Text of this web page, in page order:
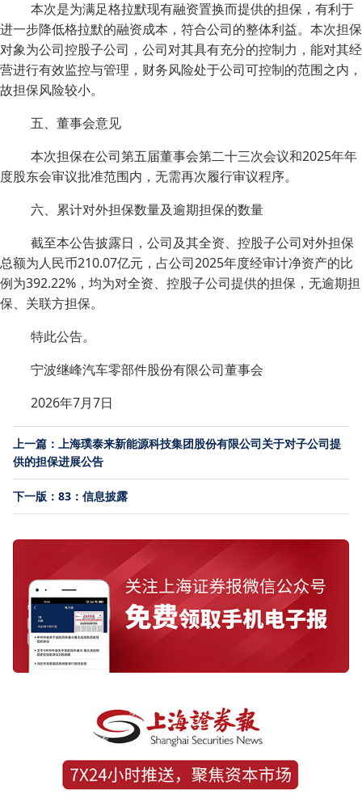
本次是为满足格拉默现有融资置换而提供的担保，有利于
进一步降低格拉默的融资成本，符合公司的整体利益。本次担保
对象为公司控股子公司，公司对其具有充分的控制力，能对其经
营进行有效监控与管理，财务风险处于公司可控制的范围之内，
故担保风险较小。
五、董事会意见
本次担保在公司第五届董事会第二十三次会议和2025年年
度股东会审议批准范围内，无需再次履行审议程序。
六、累计对外担保数量及逾期担保的数量
截至本公告披露日，公司及其全资、控股子公司对外担保
总额为人民币210.07亿元，占公司2025年度经审计净资产的比
例为392.22%，均为对全资、控股子公司提供的担保，无逾期担
保、关联方担保。
特此公告。
宁波继峰汽车零部件股份有限公司董事会
2026年7月7日
上一篇：上海璞泰来新能源科技集团股份有限公司关于对子公司提
供的担保进展公告
下一版：83：信息披露